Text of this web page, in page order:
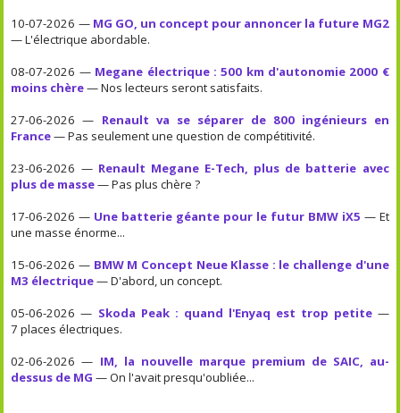
10-07-2026 — MG GO, un concept pour annoncer la future MG2
— L'électrique abordable.
08-07-2026 — Megane électrique : 500 km d'autonomie 2000 €
moins chère— Nos lecteurs seront satisfaits.
27-06-2026 — Renault va se séparer de 800 ingénieurs en
France— Pas seulement une question de compétitivité.
23-06-2026 — Renault Megane E-Tech, plus de batterie avec
plus de masse— Pas plus chère ?
17-06-2026 — Une batterie géante pour le futur BMW iX5 — Et
une masse énorme...
15-06-2026 — BMW M Concept Neue Klasse : le challenge d'une
M3 électrique— D'abord, un concept.
05-06-2026 — Skoda Peak : quand l'Enyaq est trop petite—
7 places électriques.
02-06-2026 — IM, la nouvelle marque premium de SAIC, au-
dessus de MG — On l'avait presqu'oubliée...